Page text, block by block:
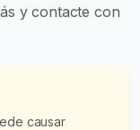
y contacte con
causar